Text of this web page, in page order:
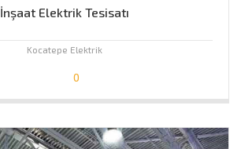
İnşaat Elektrik Tesisatı
Kocatepe Elektrik
0